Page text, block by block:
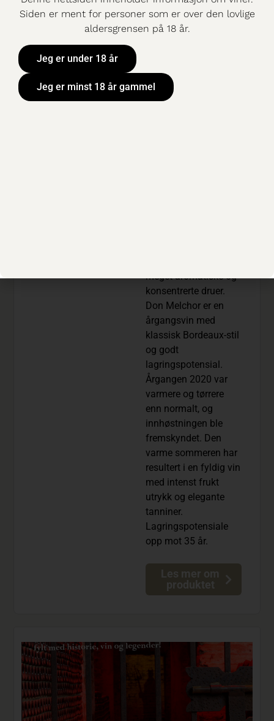
Don Melchor
1399,90 KR
BESTILLINGSUTVA
meget aromatiske og
konsentrerte druer.
Don Melchor er en
årgangsvin med
klassisk Bordeaux-stil
og godt
lagringspotensial.
Årgangen 2020 var
varmere og tørrere
enn normalt, og
innhøstningen ble
fremskyndet. Den
varme sommeren har
resultert i en fyldig vin
med intenst frukt
utrykk og elegante
tanniner.
Lagringspotensiale
opp mot 35 år.
Les mer om
produktet
Siden er ment for personer som er over den lovlige
aldersgrensen på 18 år.
Jeg er under 18 år
Jeg er minst 18 år gammel